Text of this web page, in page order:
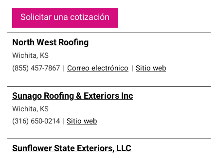
Solicitar una cotización
North West Roofing
Wichita, KS
(855) 457-7867
Correo electrónico Sitio web
Sunago Roofing & Exteriors Inc
Wichita, KS
(316) 650-0214
Sitio web
Sunflower State Exteriors, LLC